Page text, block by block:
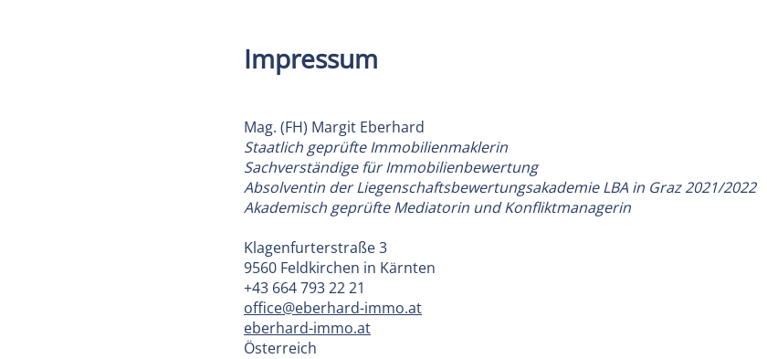
Impressum
Mag. (FH) Margit Eberhard
Staatlich geprüfte Immobilienmaklerin
Sachverständige für Immobilienbewertung
Absolventin der Liegenschaftsbewertungsakademie LBA in Graz 2021/2022
Akademisch geprüfte Mediatorin und Konfliktmanagerin
Klagenfurterstraße 3
9560 Feldkirchen in Kärnten
+43 664 793 22 21
office@eberhard-immo.at
eberhard-immo.at
Österreich